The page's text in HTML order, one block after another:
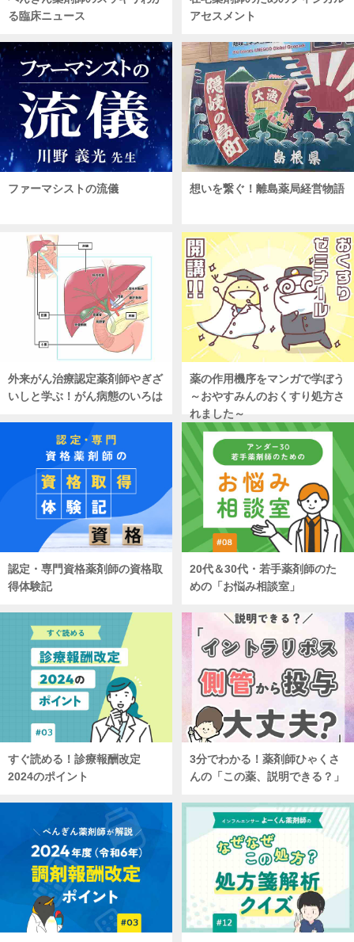
る臨床ニュース
アセスメント
ファーマシストの流儀 想いを繋ぐ！離島薬局経営物語
外来がん治療認定薬剤師やぎざ
いしと学ぶ！がん病態のいろは
薬の作用機序をマンガで学ぼう
～おやすみんのおくすり処方さ
れました～
認定・専門資格薬剤師の資格取
得体験記
20代＆30代・若手薬剤師のた
めの「お悩み相談室」
すぐ読める！診療報酬改定
2024のポイント
3分でわかる！薬剤師ひゃくさ
んの「この薬、説明できる？」